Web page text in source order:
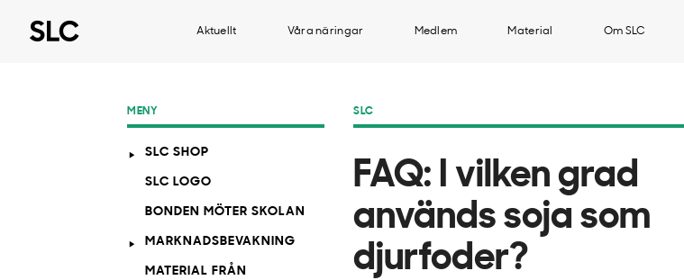
Aktuellt Våra näringar Medlem Material Om SLC
SLC
FAQ: I vilken grad
används soja som
djurfoder?
MENY
SLC SHOP
SLC LOGO
BONDEN MÖTER SKOLAN
MARKNADSBEVAKNING
MATERIAL FRÅN